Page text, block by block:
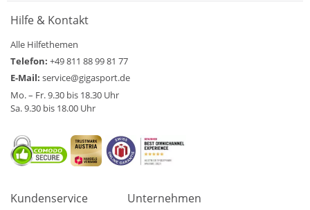
Hilfe & Kontakt
Alle Hilfethemen
Telefon: +49 811 88 99 81 77
E-Mail: service@gigasport.de
Mo. – Fr. 9.30 bis 18.30 Uhr
Sa. 9.30 bis 18.00 Uhr
Kundenservice Unternehmen